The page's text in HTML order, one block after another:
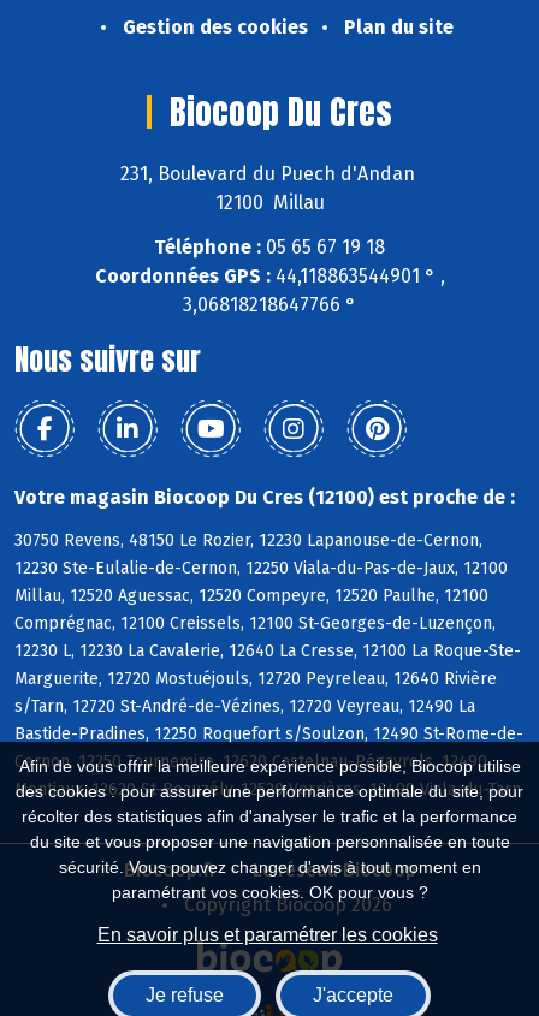
Afin de vous offrir la meilleure expérience possible, Biocoop utilise
des cookies : pour assurer une performance optimale du site, pour
récolter des statistiques afin d'analyser le trafic et la performance
du site et vous proposer une navigation personnalisée en toute
sécurité. Vous pouvez changer d'avis à tout moment en
paramétrant vos cookies. OK pour vous ?
En savoir plus et paramétrer les cookies
Je refuse J'accepte
Gestion des cookies
Plan du site
Biocoop Du Cres
231, Boulevard du Puech d'Andan
12100 Millau
Téléphone : 05 65 67 19 18
Coordonnées GPS :44,118863544901 ° ,
3,06818218647766 °
Nous suivre sur
Votre magasin Biocoop Du Cres (12100) est proche de :
30750 Revens, 48150 Le Rozier, 12230 Lapanouse-de-Cernon,
12230 Ste-Eulalie-de-Cernon, 12250 Viala-du-Pas-de-Jaux, 12100
Millau, 12520 Aguessac, 12520 Compeyre, 12520 Paulhe, 12100
Comprégnac, 12100 Creissels, 12100 St-Georges-de-Luzençon,
12230 L, 12230 La Cavalerie, 12640 La Cresse, 12100 La Roque-Ste-
Marguerite, 12720 Mostuéjouls, 12720 Peyreleau, 12640 Rivière
s/Tarn, 12720 St-André-de-Vézines, 12720 Veyreau, 12490 La
Bastide-Pradines, 12250 Roquefort s/Soulzon, 12490 St-Rome-de-
Cernon, 12250 Tournemire, 12620 Castelnau-Pégayrols, 12490
Montjaux, 12620 St-Beauzély, 12520 Verrières, 12490 Viala-du-Tarn
Biocoop.fr
Le réseau Biocoop
Copyright Biocoop 2026